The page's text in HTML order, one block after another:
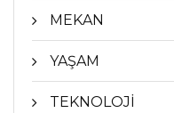
MEKAN
YAŞAM
TEKNOLOJİ